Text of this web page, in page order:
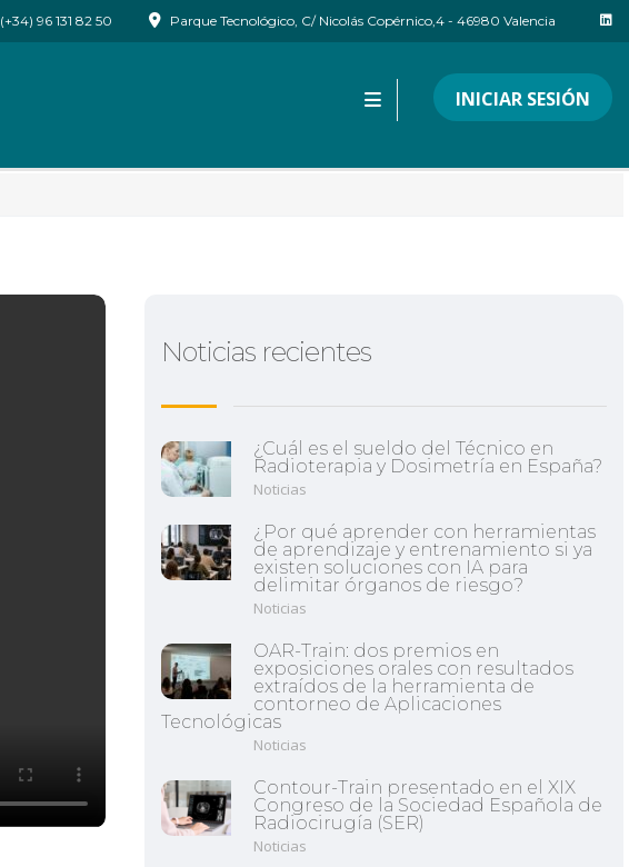
Parque Tecnológico, C/ Nicolás Copérnico,4 - 46980 Valencia
(+34) 96 131 82 50
INICIAR SESIÓN
Noticias recientes
¿Cuál es el sueldo del Técnico en
Radioterapia y Dosimetría en España?
Noticias
¿Por qué aprender con herramientas
de aprendizaje y entrenamiento si ya
existen soluciones con IA para
delimitar órganos de riesgo?
Noticias
OAR-Train: dos premios en
exposiciones orales con resultados
extraídos de la herramienta de
contorneo de Aplicaciones
Tecnológicas
Noticias
Contour-Train presentado en el XIX
Congreso de la Sociedad Española de
Radiocirugía (SER)
Noticias